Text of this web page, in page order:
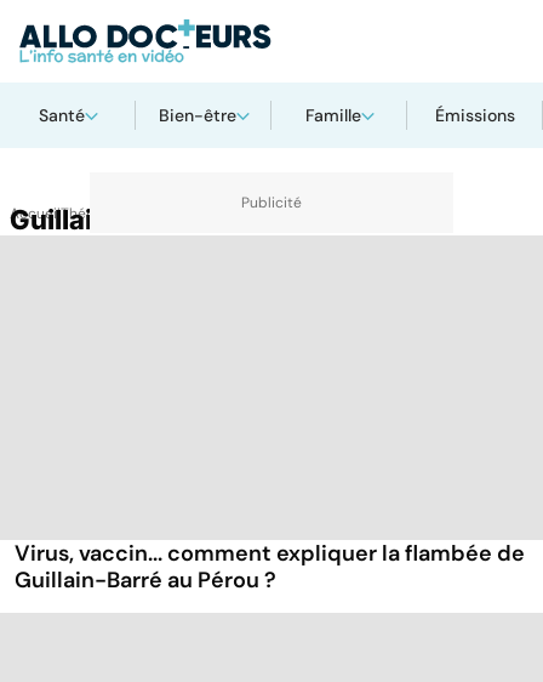
Santé Bien-être Famille Émissions
AccueilThématiques
Guillain Barré
Virus, vaccin... comment expliquer la flambée de
Guillain-Barré au Pérou ?